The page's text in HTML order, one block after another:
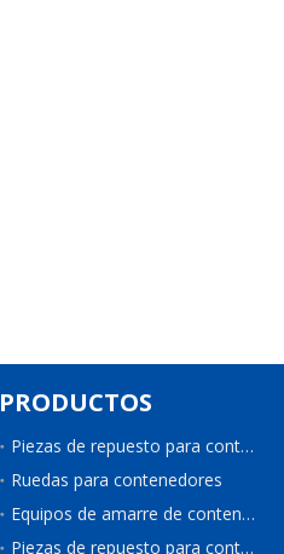
PRODUCTOS
Piezas de repuesto para contenedores
Ruedas para contenedores
Equipos de amarre de contenedores
Piezas de repuesto para contenedores de refrigeración